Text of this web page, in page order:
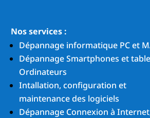
Nos services :
Dépannage informatique PC et
Dépannage Smartphones et
Ordinateurs
Intallation, configuration et
maintenance des logiciels
Dépannage Connexion à